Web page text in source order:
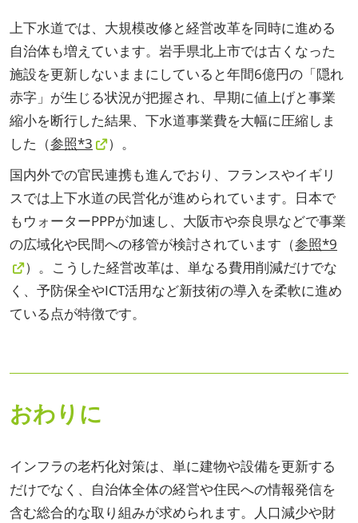
上下水道では、大規模改修と経営改革を同時に進める
自治体も増えています。岩手県北上市では古くなった
施設を更新しないままにしていると年間6億円の「隠れ
赤字」が生じる状況が把握され、早期に値上げと事業
縮小を断行した結果、下水道事業費を大幅に圧縮しま
した（参照*3
）。
国内外での官民連携も進んでおり、フランスやイギリ
スでは上下水道の民営化が進められています。日本で
もウォーターPPPが加速し、大阪市や奈良県などで事業
の広域化や民間への移管が検討されています（参照*9
）。こうした経営改革は、単なる費用削減だけでな
く、予防保全やICT活用など新技術の導入を柔軟に進め
ている点が特徴です。
おわりに
インフラの老朽化対策は、単に建物や設備を更新する
だけでなく、自治体全体の経営や住民への情報発信を
含む総合的な取り組みが求められます。人口減少や財